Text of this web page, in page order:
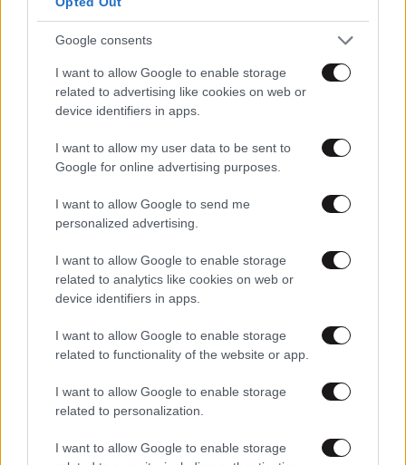
Google consents
I want to allow Google to enable storage
related to advertising like cookies on web or
device identifiers in apps.
I want to allow my user data to be sent to
Google for online advertising purposes.
I want to allow Google to send me
personalized advertising.
I want to allow Google to enable storage
related to analytics like cookies on web or
device identifiers in apps.
I want to allow Google to enable storage
related to functionality of the website or app.
I want to allow Google to enable storage
related to personalization.
I want to allow Google to enable storage
02·08·2026 20:25
Η Καρυστιανού διέγραψε τον Αυγερινό: «Οι διχαστικές
Καρυστιανού για διαζύγιο με Αυγερινό: Σημαντικό να